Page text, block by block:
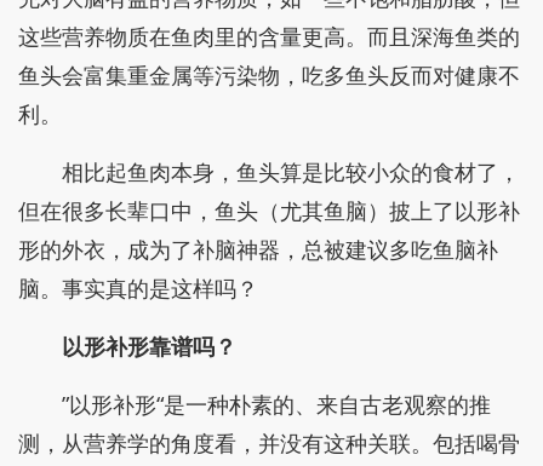
这些营养物质在鱼肉里的含量更高。而且深海鱼类的
鱼头会富集重金属等污染物，吃多鱼头反而对健康不
利。
相比起鱼肉本身，鱼头算是比较小众的食材了，
但在很多长辈口中，鱼头（尤其鱼脑）披上了以形补
形的外衣，成为了补脑神器，总被建议多吃鱼脑补
脑。事实真的是这样吗？
以形补形靠谱吗？
”以形补形“是一种朴素的、来自古老观察的推
测，从营养学的角度看，并没有这种关联。包括喝骨